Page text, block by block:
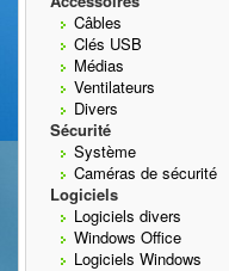
Câbles
Clés USB
Médias
Ventilateurs
Divers
Sécurité
Système
Caméras de sécurité
Logiciels
Logiciels divers
Windows Office
Logiciels Windows